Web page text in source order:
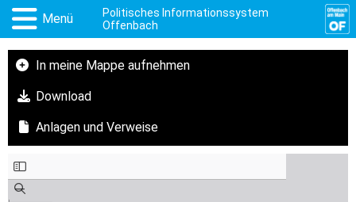
Menü
Politisches Informationssystem
Offenbach
In meine Mappe aufnehmen
Download
Anlagen und Verweise